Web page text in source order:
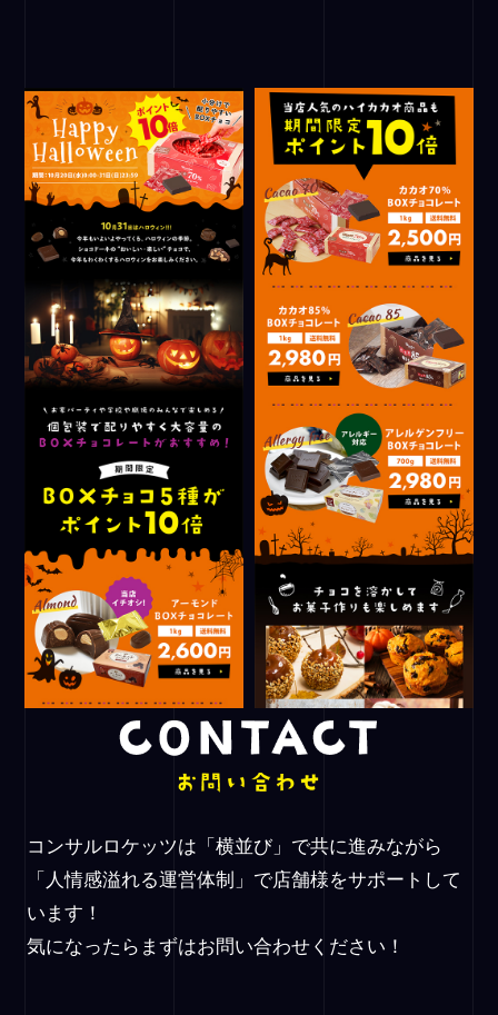
コンサルロケッツは「横並び」で共に進みながら
「人情感溢れる運営体制」で店舗様をサポートして
います！
気になったらまずはお問い合わせください！